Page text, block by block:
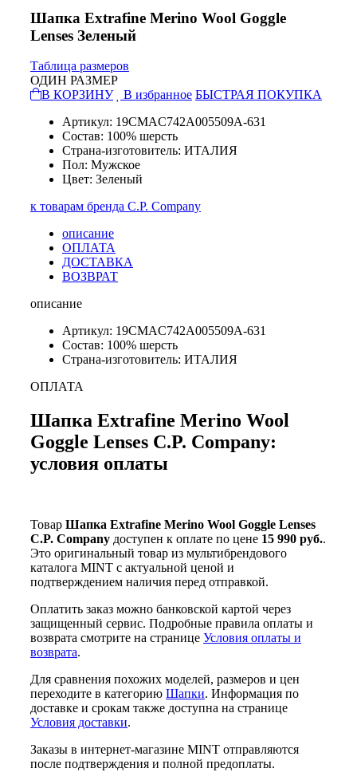
Шапка Extrafine Merino Wool Goggle
Lenses Зеленый
Таблица размеров
ОДИН РАЗМЕР
В КОРЗИНУ
В избранное БЫСТРАЯ ПОКУПКА
Артикул: 19CMAC742A005509A-631
Состав: 100% шерсть
Страна-изготовитель: ИТАЛИЯ
Пол: Мужское
Цвет: Зеленый
к товарам бренда C.P. Company
описание
ОПЛАТА
ДОСТАВКА
ВОЗВРАТ
описание
Артикул: 19CMAC742A005509A-631
Состав: 100% шерсть
Страна-изготовитель: ИТАЛИЯ
ОПЛАТА
Шапка Extrafine Merino Wool
Goggle Lenses C.P. Company:
условия оплаты
Товар Шапка Extrafine Merino Wool Goggle Lenses
C.P. Company доступен к оплате по цене 15 990 руб..
Это оригинальный товар из мультибрендового
каталога MINT с актуальной ценой и
подтверждением наличия перед отправкой.
Оплатить заказ можно банковской картой через
защищенный сервис. Подробные правила оплаты и
возврата смотрите на странице Условия оплаты и
возврата.
Для сравнения похожих моделей, размеров и цен
переходите в категорию Шапки. Информация по
доставке и срокам также доступна на странице
Условия доставки.
Заказы в интернет-магазине MINT отправляются
после подтверждения и полной предоплаты.